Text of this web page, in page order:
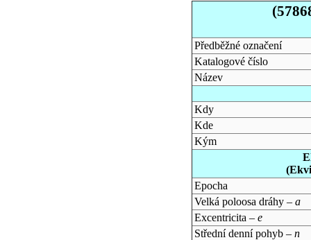
Předběžné označení
Katalogové číslo
Název
Kdy
Kde
Kým
Epocha
Velká poloosa dráhy – a
Excentricita – e
Střední denní pohyb – n